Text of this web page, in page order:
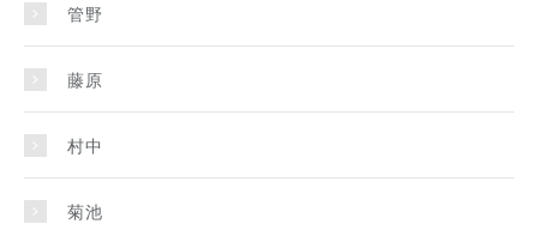
管野
藤原
村中
菊池